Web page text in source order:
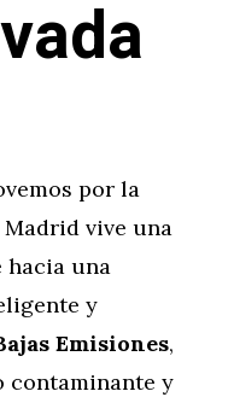
por la
vive una
hacia una
y
Emisiones,
contaminante y